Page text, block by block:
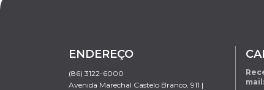
ENDEREÇO
(86) 3122-6000
Avenida Marechal Castelo Branco, 911 |
mail: